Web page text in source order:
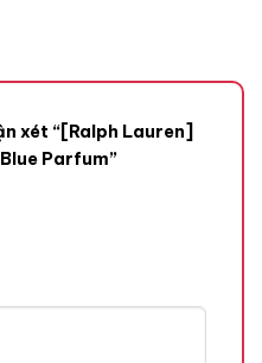
xét “[Ralph Lauren]
Parfum”